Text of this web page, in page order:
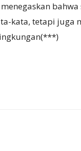
kata, tetapi juga